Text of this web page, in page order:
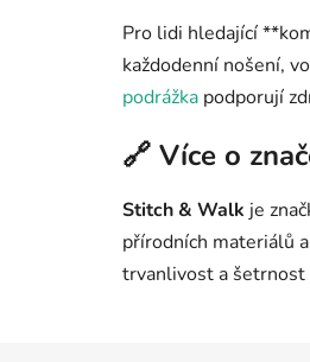
Pro lidi hledající
každodenní nošení,
podrážka podporují
🔗 Více o
Stitch & Walk je
přírodních materiálů
trvanlivost a